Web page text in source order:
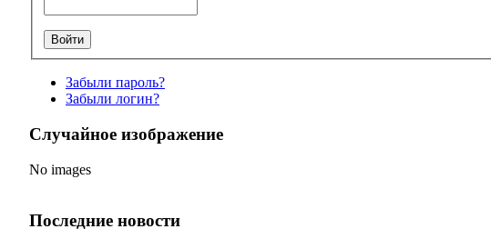
Забыли пароль?
Забыли логин?
Случайное изображение
No images
Последние новости